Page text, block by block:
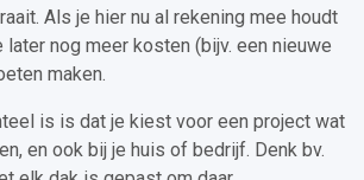
Als je hier nu al rekening mee houdt
nog meer kosten (bijv. een nieuwe
maken.
is is dat je kiest voor een project wat
en ook bij je huis of bedrijf. Denk bv.